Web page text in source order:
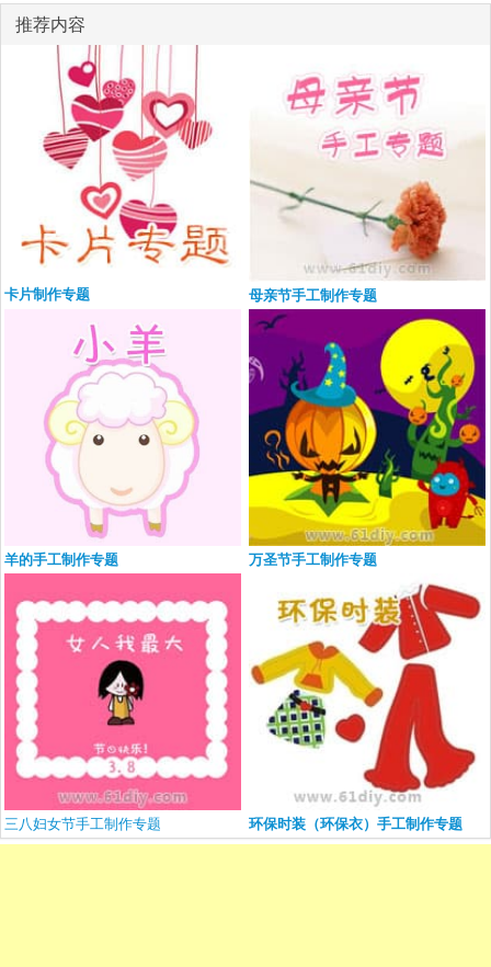
推荐内容
卡片制作专题 母亲节手工制作专题
羊的手工制作专题 万圣节手工制作专题
三八妇女节手工制作专题 环保时装（环保衣）手工制作专题